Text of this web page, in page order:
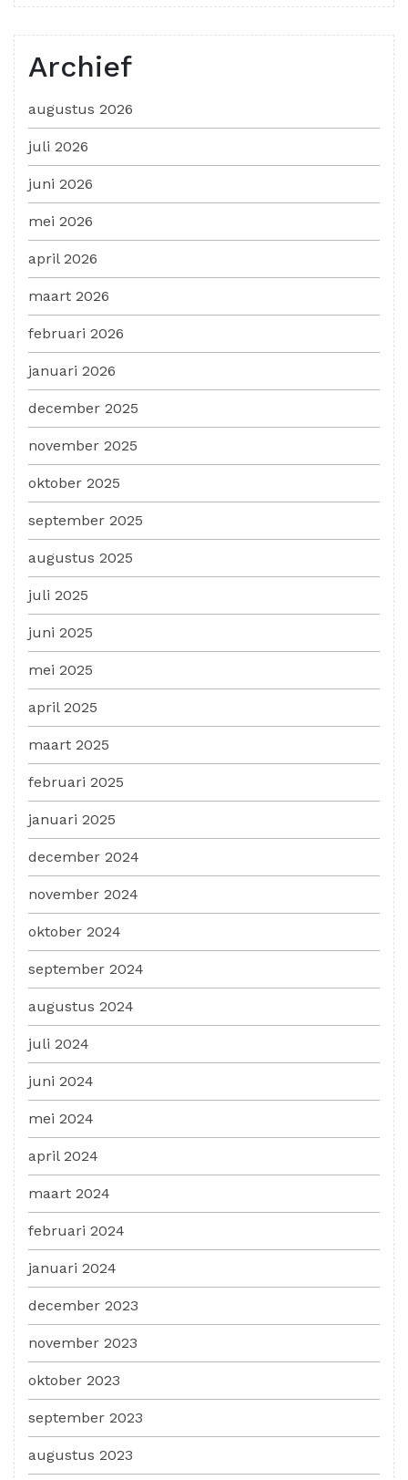
Archief
augustus 2026
juli 2026
juni 2026
mei 2026
april 2026
maart 2026
februari 2026
januari 2026
december 2025
november 2025
oktober 2025
september 2025
augustus 2025
juli 2025
juni 2025
mei 2025
april 2025
maart 2025
februari 2025
januari 2025
december 2024
november 2024
oktober 2024
september 2024
augustus 2024
juli 2024
juni 2024
mei 2024
april 2024
maart 2024
februari 2024
januari 2024
december 2023
november 2023
oktober 2023
september 2023
augustus 2023